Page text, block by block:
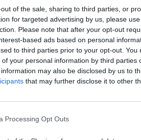
of the sale, sharing to third parties, or
for targeted advertising by us, please
Please note that after your opt-out
based ads based on personal
to third parties prior to your opt-out.
your personal information by third parties
may also be disclosed by us to
that may further disclose it to other
Processing Opt Outs